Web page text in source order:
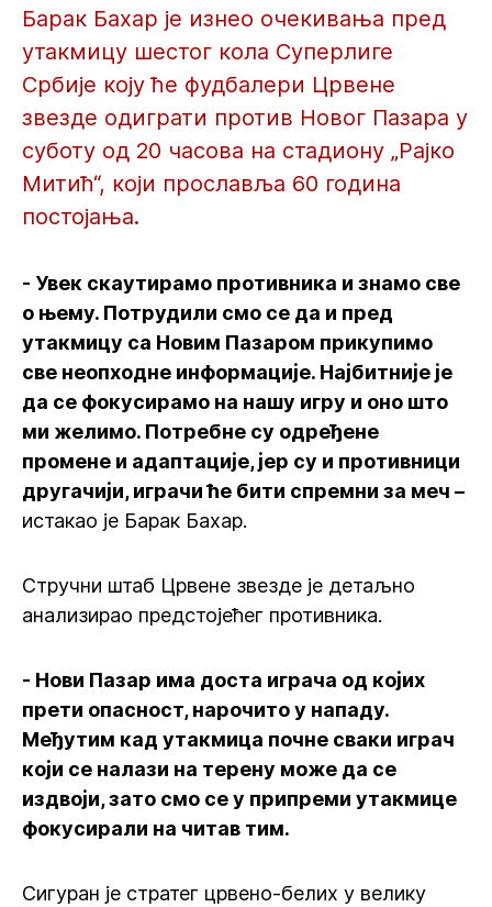
Барак Бахар је изнео очекивања пред
утакмицу шестог кола Суперлиге
Србије коју ће фудбалери Црвене
звезде одиграти против Новог Пазара у
суботу од 20 часова на стадиону „Рајко
Митић“, који прославља 60 година
постојања.
- Увек скаутирамо противника и знамо све
о њему. Потрудили смо се да и пред
утакмицу са Новим Пазаром прикупимо
све неопходне информације. Најбитније је
да се фокусирамо на нашу игру и оно што
ми желимо. Потребне су одређене
промене и адаптације, јер су и противници
другачији, играчи ће бити спремни за меч –
истакао је Барак Бахар.
Стручни штаб Црвене звезде је детаљно
анализирао предстојећег противника.
- Нови Пазар има доста играча од којих
прети опасност, нарочито у нападу.
Међутим кад утакмица почне сваки играч
који се налази на терену може да се
издвоји, зато смо се у припреми утакмице
фокусирали на читав тим.
Сигуран је стратег црвено-белих у велику